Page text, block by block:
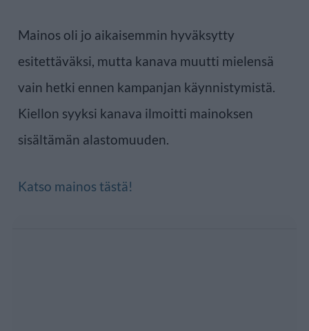
Mainos oli jo aikaisemmin hyväksytty
esitettäväksi, mutta kanava muutti mielensä
vain hetki ennen kampanjan käynnistymistä.
Kiellon syyksi kanava ilmoitti mainoksen
sisältämän alastomuuden.
Katso mainos tästä!